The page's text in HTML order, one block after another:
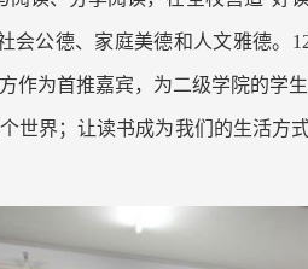
会公德、家庭美德和人文雅德。
作为首推嘉宾，为二级学院的学
世界；让读书成为我们的生活方